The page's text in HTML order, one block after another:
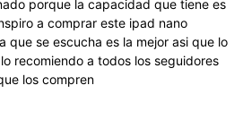
porque la capacidad que tiene es
a comprar este ipad nano
que se escucha es la mejor asi que lo
recomiendo a todos los seguidores
los compren